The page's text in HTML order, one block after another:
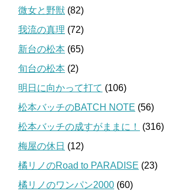
微女と野獣 (82)
我流の真理 (72)
新台の松本 (65)
旬台の松本 (2)
明日に向かって打て (106)
松本バッチのBATCH NOTE (56)
松本バッチの成すがままに！
(316)
梅屋の休日 (12)
橘リノのRoad to PARADISE (23)
橘リノのワンパン2000 (60)